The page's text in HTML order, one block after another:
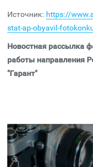
Источник: https://
stat-ap-obyavil-
Новостная рассылка
работы направления
"Гарант"